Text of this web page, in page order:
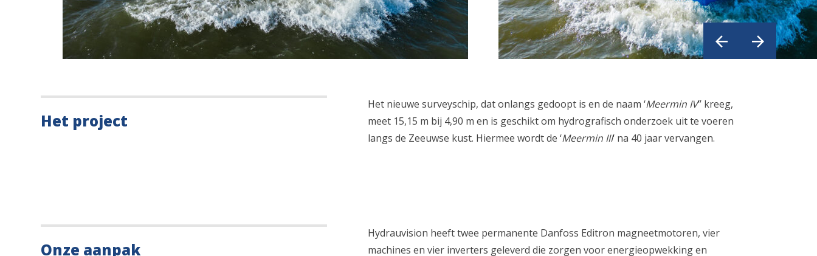
Het project
Het nieuwe surveyschip, dat onlangs gedoopt is en de naam ‘Meermin IV’’ kreeg,
meet 15,15 m bij 4,90 m en is geschikt om hydrografisch onderzoek uit te voeren
langs de Zeeuwse kust. Hiermee wordt de ‘Meermin III‘ na 40 jaar vervangen.
Onze aanpak
Hydrauvision heeft twee permanente Danfoss Editron magneetmotoren, vier
machines en vier inverters geleverd die zorgen voor energieopwekking en